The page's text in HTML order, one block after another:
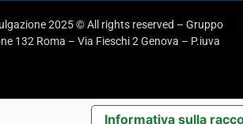
2025 © All rights reserved – Gruppo
132 Roma – Via Fieschi 2 Genova – P.iuva
Informativa sulla